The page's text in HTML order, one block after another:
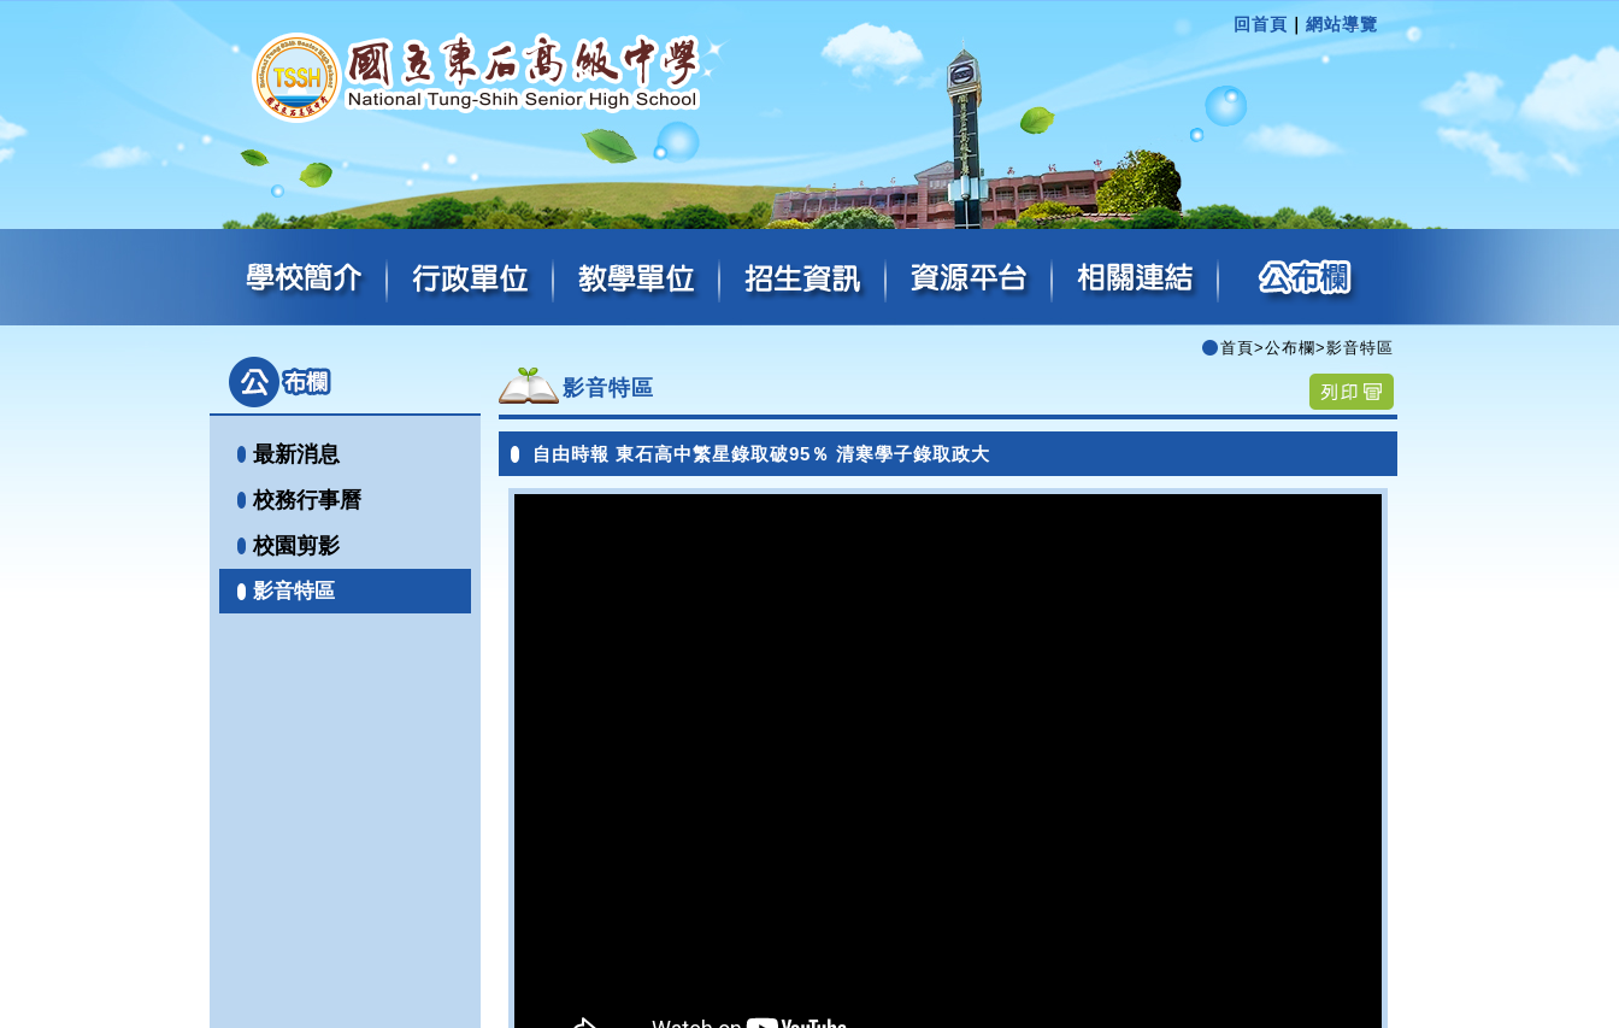
回首頁 網站導覽
最新消息
校務行事曆
校園剪影
影音特區
首頁>公布欄>影音特區
影音特區
自由時報 東石高中繁星錄取破95％ 清寒學子錄取政大